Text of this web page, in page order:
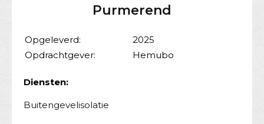
Purmerend
Opgeleverd:
2025
Opdrachtgever:
Hemubo
Diensten:
Buitengevelisolatie